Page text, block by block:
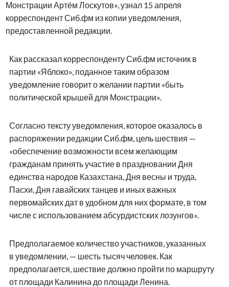
Монстрации Артём Лоскутов», узнал 15 апреля
корреспондент Сиб.фм из копии уведомления,
предоставленной редакции.
Как рассказал корреспонденту Сиб.фм источник в
партии «Яблоко», поданное таким образом
уведомление говорит о желании партии «быть
политической крышей для Монстрации».
Согласно тексту уведомления, которое оказалось в
распоряжении редакции Сиб.фм, цель шествия —
«обеспечение возможности всем желающим
гражданам принять участие в праздновании Дня
единства народов Казахстана, Дня весны и труда,
Пасхи, Дня гавайских танцев и иных важных
первомайских дат в удобном для них формате, в том
числе с использованием абсурдистских лозунгов».
Предполагаемое количество участников, указанных
в уведомлении, — шесть тысяч человек. Как
предполагается, шествие должно пройти по маршруту
от площади Калинина до площади Ленина.